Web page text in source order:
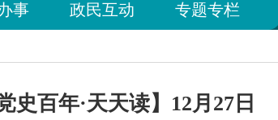
事 政民互动 专题专栏
党史百年·天天读】12月27日